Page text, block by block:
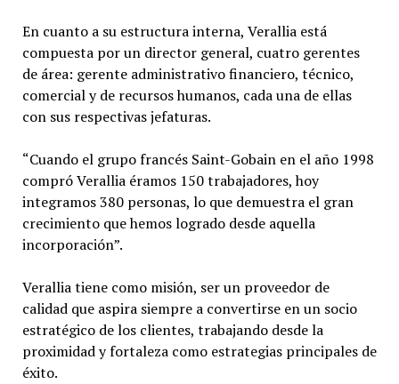
En cuanto a su estructura interna, Verallia está
compuesta por un director general, cuatro gerentes
de área: gerente administrativo financiero, técnico,
comercial y de recursos humanos, cada una de ellas
con sus respectivas jefaturas.
“Cuando el grupo francés Saint-Gobain en el año 1998
compró Verallia éramos 150 trabajadores, hoy
integramos 380 personas, lo que demuestra el gran
crecimiento que hemos logrado desde aquella
incorporación”.
Verallia tiene como misión, ser un proveedor de
calidad que aspira siempre a convertirse en un socio
estratégico de los clientes, trabajando desde la
proximidad y fortaleza como estrategias principales de
éxito.